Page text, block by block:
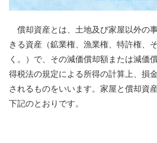
償却資産とは、土地及び家屋以外の
きる資産（鉱業権、漁業権、特許権、
く。）で、その減価償却額または減価
得税法の規定による所得の計算上、損
されるものをいいます。家屋と償却資
下記のとおりです。